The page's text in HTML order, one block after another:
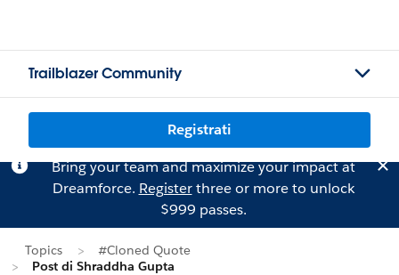
Trailblazer Community
Registrati
Bring your team and maximize your impact at
Dreamforce. Registerthree or more to unlock
$999 passes.
Topics
#Cloned Quote
Post di Shraddha Gupta